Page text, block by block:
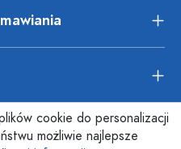
cookie do personalizacji
możliwie najlepsze